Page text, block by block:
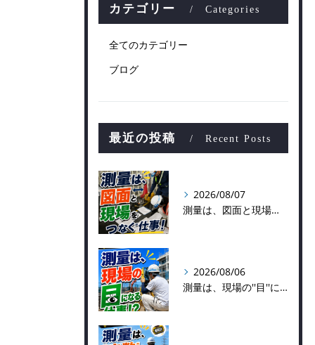
カテゴリー Categories
全てのカテゴリー
ブログ
最近の投稿 Recent Posts
2026/08/07
測量は、図面と現場をつなぐ仕事！
2026/08/06
測量は、現場の''目''になる仕事！？